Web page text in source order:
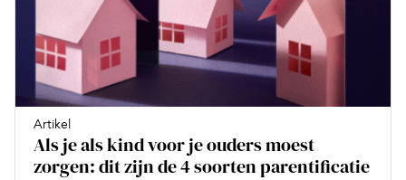
Artikel
Als je als kind voor je ouders moest
zorgen: dit zijn de 4 soorten parentificatie